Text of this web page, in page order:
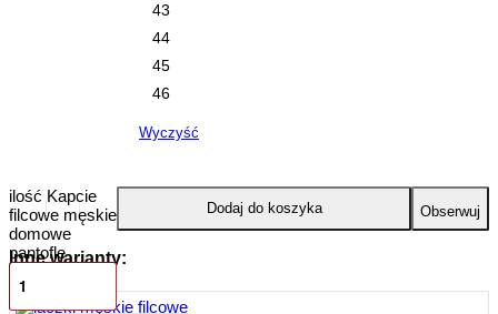
43
44
45
46
Wyczyść
ilość Kapcie
filcowe męskie
domowe
pantofle
Dodaj do koszyka Obserwuj
Inne warianty: